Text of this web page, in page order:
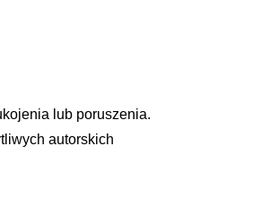
lub poruszenia.
autorskich